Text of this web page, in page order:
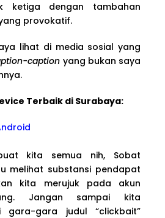
ketiga dengan tambahan
provokatif.
lihat di media sosial yang
caption yang bukan saya
Terbaik di Surabaya:
kita semua nih, Sobat
melihat substansi pendapat
kita merujuk pada akun
Jangan sampai kita
gara-gara judul “clickbait”